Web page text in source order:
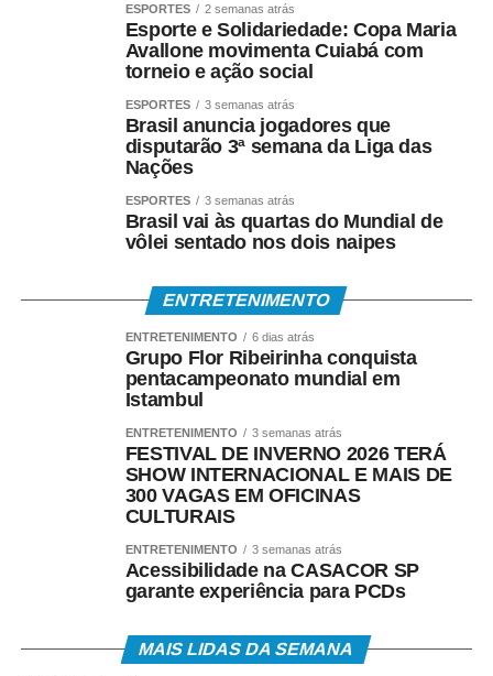
Para servidores públicos
(Pasep)
O Banco do Brasil faz o pagamento por:
• Crédito em conta bancária;
• Transferência via TED ou Pix;
correntista e não possui chave Pix.
Como consultar
Os trabalhadores podem verificar informações sobre
• Aplicativo Carteira de Trabalho Digital;
• Portal Gov.br;
• Telefone 158 (Ministério do Trabalho);
• Atendimento Caixa ao Cidadão: 0800-726-0207.
ESPORTES 2 semanas atrás
Esporte e Solidariedade: Copa Maria
Avallone movimenta Cuiabá com
torneio e ação social
ESPORTES 3 semanas atrás
Brasil anuncia jogadores que
disputarão 3ª semana da Liga das
Nações
ESPORTES 3 semanas atrás
Brasil vai às quartas do Mundial de
vôlei sentado nos dois naipes
ENTRETENIMENTO
ENTRETENIMENTO 6 dias atrás
Grupo Flor Ribeirinha conquista
pentacampeonato mundial em
Istambul
ENTRETENIMENTO 3 semanas atrás
FESTIVAL DE INVERNO 2026 TERÁ
SHOW INTERNACIONAL E MAIS DE
300 VAGAS EM OFICINAS
CULTURAIS
ENTRETENIMENTO 3 semanas atrás
Acessibilidade na CASACOR SP
garante experiência para PCDs
MAIS LIDAS DA SEMANA